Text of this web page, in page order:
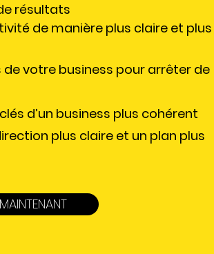
résultats
de manière plus claire et plus
de votre business pour arrêter de
d’un business plus cohérent
plus claire et un plan plus